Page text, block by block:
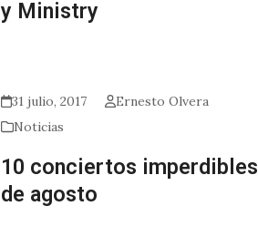
y Ministry
31 julio, 2017
Ernesto Olvera
Noticias
10 conciertos imperdibles
de agosto